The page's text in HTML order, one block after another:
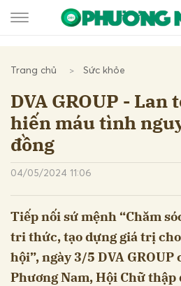
Trang chủ Sức khỏe
DVA GROUP -
hiến máu tình
đồng
04/05/2024 11:06
Tiếp nối sứ mệnh “Chăm
tri thức, tạo dựng giá trị cho
hội”, ngày 3/5 DVA
Phương Nam, Hội Chữ